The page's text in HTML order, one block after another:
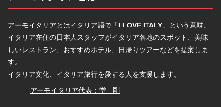
アーモイタリアとはイタリア語で「I LOVE ITALY 」という意味。
イタリア在住の日本人スタッフがイタリア各地のスポット、美味
しいレストラン、おすすめホテル、日帰りツアーなどを提案しま
す。
イタリア文化、イタリア旅行を愛する人を支援します。
堂
アーモイタリア代表：堂 剛